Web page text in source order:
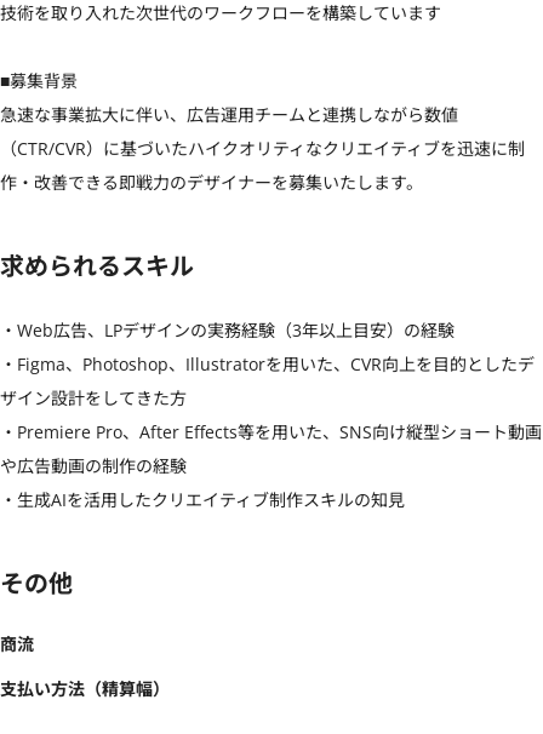
技術を取り入れた次世代のワークフローを構築しています
■募集背景
急速な事業拡大に伴い、広告運用チームと連携しながら数値
（CTR/CVR）に基づいたハイクオリティなクリエイティブを迅速に制
作・改善できる即戦力のデザイナーを募集いたします。
求められるスキル
・Web広告、LPデザインの実務経験（3年以上目安）の経験
・Figma、Photoshop、Illustratorを用いた、CVR向上を目的としたデ
ザイン設計をしてきた方
・Premiere Pro、After Effects等を用いた、SNS向け縦型ショート動画
や広告動画の制作の経験
・生成AIを活用したクリエイティブ制作スキルの知見
その他
商流
支払い方法（精算幅）